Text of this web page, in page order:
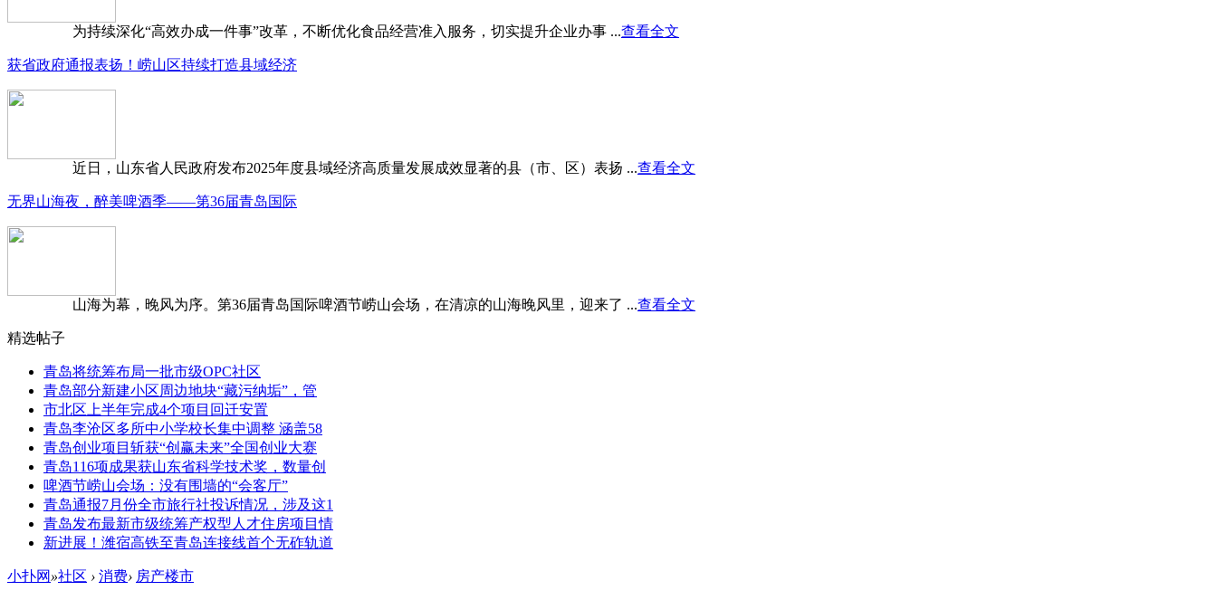
为持续深化“高效办成一件事”改革，不断优化食品经营准入服务，切实提升企业办事 ...查看全文
获省政府通报表扬！崂山区持续打造县域经济
近日，山东省人民政府发布2025年度县域经济高质量发展成效显著的县（市、区）表扬 ...查看全文
无界山海夜，醉美啤酒季——第36届青岛国际
山海为幕，晚风为序。第36届青岛国际啤酒节崂山会场，在清凉的山海晚风里，迎来了 ...查看全文
精选帖子
青岛将统筹布局一批市级OPC社区
青岛部分新建小区周边地块“藏污纳垢”，管
市北区上半年完成4个项目回迁安置
青岛李沧区多所中小学校长集中调整 涵盖58
青岛创业项目斩获“创赢未来”全国创业大赛
青岛116项成果获山东省科学技术奖，数量创
啤酒节崂山会场：没有围墙的“会客厅”
青岛通报7月份全市旅行社投诉情况，涉及这1
青岛发布最新市级统筹产权型人才住房项目情
新进展！潍宿高铁至青岛连接线首个无砟轨道
小扑网 »社区 › 消费› 房产楼市